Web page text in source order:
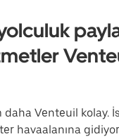
daha Venteuil kolay.
havaalanına